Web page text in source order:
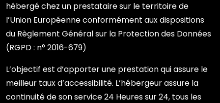
hébergé chez un prestataire sur le territoire de
l’Union Européenne conformément aux dispositions
du Règlement Général sur la Protection des Données
(RGPD : n° 2016-679)
L’objectif est d’apporter une prestation qui assure le
meilleur taux d’accessibilité. L’hébergeur assure la
continuité de son service 24 Heures sur 24, tous les